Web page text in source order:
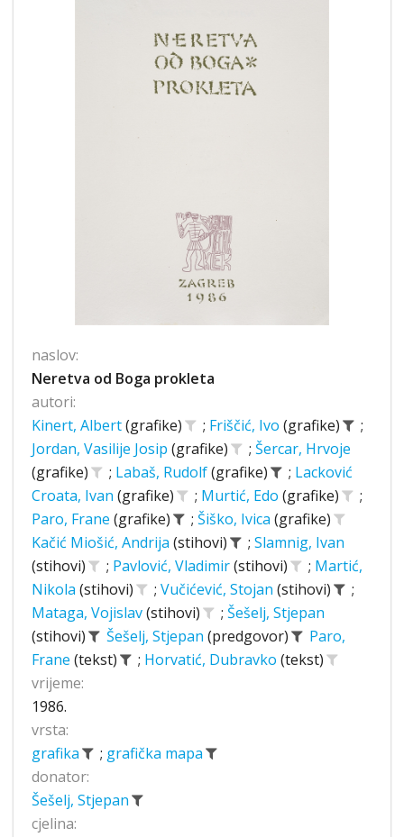
naslov:
Neretva od Boga prokleta
autori:
Kinert, Albert(grafike) ; Friščić, Ivo (grafike)
;
Jordan, Vasilije Josip (grafike) ; Šercar, Hrvoje
(grafike)
; Labaš, Rudolf(grafike) ; Lacković
Croata, Ivan (grafike) ; Murtić, Edo (grafike)
;
Paro, Frane (grafike) ; Šiško, Ivica (grafike)
Kačić Miošić, Andrija (stihovi) ; Slamnig, Ivan
(stihovi)
; Pavlović, Vladimir(stihovi) ; Martić,
Nikola (stihovi) ; Vučićević, Stojan (stihovi)
;
Mataga, Vojislav(stihovi) ; Šešelj, Stjepan
(stihovi)
Šešelj, Stjepan (predgovor)
Paro,
Frane (tekst) ; Horvatić, Dubravko (tekst)
vrijeme:
1986.
vrsta:
grafika
; grafička mapa
donator:
Šešelj, Stjepan
cjelina: